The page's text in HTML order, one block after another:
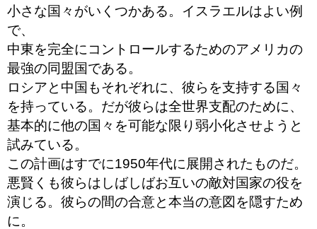
小さな国々がいくつかある。イスラエルはよい例
で、
中東を完全にコントロールするためのアメリカの
最強の同盟国である。
ロシアと中国もそれぞれに、彼らを支持する国々
を持っている。だが彼らは全世界支配のために、
基本的に他の国々を可能な限り弱小化させようと
試みている。
この計画はすでに1950年代に展開されたものだ。
悪賢くも彼らはしばしばお互いの敵対国家の役を
演じる。彼らの間の合意と本当の意図を隠すため
に。